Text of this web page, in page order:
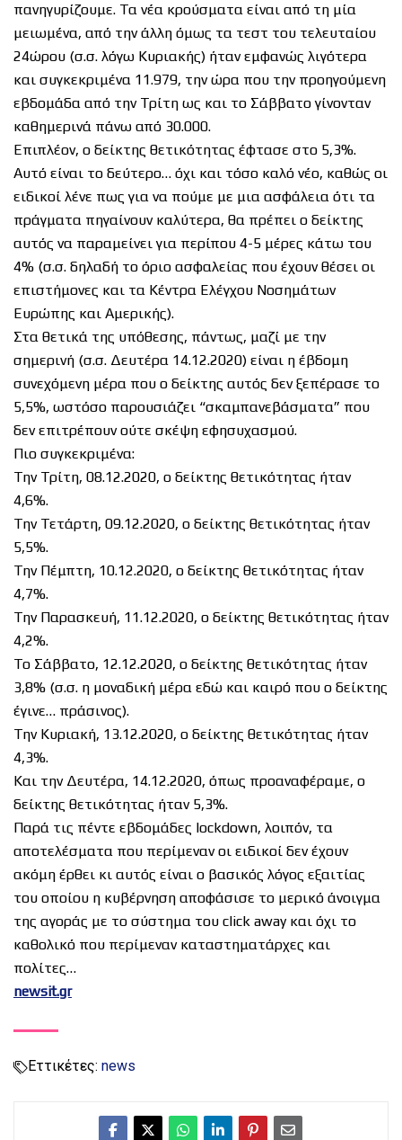
πανηγυρίζουμε. Τα νέα κρούσματα είναι από τη μία
μειωμένα, από την άλλη όμως τα τεστ του τελευταίου
24ώρου (σ.σ. λόγω Κυριακής) ήταν εμφανώς λιγότερα
και συγκεκριμένα 11.979, την ώρα που την προηγούμενη
εβδομάδα από την Τρίτη ως και το Σάββατο γίνονταν
καθημερινά πάνω από 30.000.
Επιπλέον, ο δείκτης θετικότητας έφτασε στο 5,3%.
Αυτό είναι το δεύτερο… όχι και τόσο καλό νέο, καθώς οι
ειδικοί λένε πως για να πούμε με μια ασφάλεια ότι τα
πράγματα πηγαίνουν καλύτερα, θα πρέπει ο δείκτης
αυτός να παραμείνει για περίπου 4-5 μέρες κάτω του
4% (σ.σ. δηλαδή το όριο ασφαλείας που έχουν θέσει οι
επιστήμονες και τα Κέντρα Ελέγχου Νοσημάτων
Ευρώπης και Αμερικής).
Στα θετικά της υπόθεσης, πάντως, μαζί με την
σημερινή (σ.σ. Δευτέρα 14.12.2020) είναι η έβδομη
συνεχόμενη μέρα που ο δείκτης αυτός δεν ξεπέρασε το
5,5%, ωστόσο παρουσιάζει “σκαμπανεβάσματα” που
δεν επιτρέπουν ούτε σκέψη εφησυχασμού.
Πιο συγκεκριμένα:
Την Τρίτη, 08.12.2020, ο δείκτης θετικότητας ήταν
4,6%.
Την Τετάρτη, 09.12.2020, ο δείκτης θετικότητας ήταν
5,5%.
Την Πέμπτη, 10.12.2020, ο δείκτης θετικότητας ήταν
4,7%.
Την Παρασκευή, 11.12.2020, ο δείκτης θετικότητας ήταν
4,2%.
Το Σάββατο, 12.12.2020, ο δείκτης θετικότητας ήταν
3,8% (σ.σ. η μοναδική μέρα εδώ και καιρό που ο δείκτης
έγινε… πράσινος).
Την Κυριακή, 13.12.2020, ο δείκτης θετικότητας ήταν
4,3%.
Και την Δευτέρα, 14.12.2020, όπως προαναφέραμε, ο
δείκτης θετικότητας ήταν 5,3%.
Παρά τις πέντε εβδομάδες lockdown, λοιπόν, τα
αποτελέσματα που περίμεναν οι ειδικοί δεν έχουν
ακόμη έρθει κι αυτός είναι ο βασικός λόγος εξαιτίας
του οποίου η κυβέρνηση αποφάσισε το μερικό άνοιγμα
της αγοράς με το σύστημα του click away και όχι το
καθολικό που περίμεναν καταστηματάρχες και
πολίτες…
newsit.gr
Εττικέτες: news